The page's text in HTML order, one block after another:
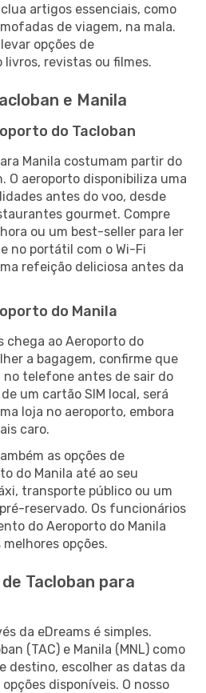
artigos essenciais, como
de viagem, na mala.
opções de
revistas ou filmes.
e Manila
do Tacloban
Manila costumam partir do
O aeroporto disponibiliza uma
antes do voo, desde
gourmet. Compre
ou um best-seller para ler
no portátil com o Wi-Fi
refeição deliciosa antes da
do Manila
chega ao Aeroporto do
a bagagem, confirme que
telefone antes de sair do
um cartão SIM local, será
loja no aeroporto, embora
caro.
as opções de
do Manila até ao seu
transporte público ou um
reservado. Os funcionários
do Aeroporto do Manila
opções.
Tacloban para
da eDreams é simples.
(TAC) e Manila (MNL) como
destino, escolher as datas da
disponíveis. O nosso